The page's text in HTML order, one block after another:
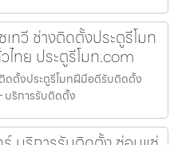
เทวี ช่างติดตั้งประตูรีโมท
ทย ประตูรีโมท.com
ติดตั้งประตูรีโมทฝีมือดีรับติดตั้ง
บริการรับติดตั้ง